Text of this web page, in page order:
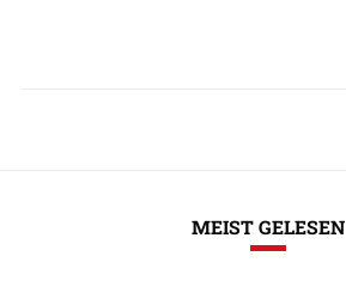
MEIST GELESEN